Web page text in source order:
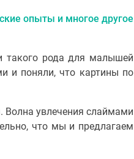
такого рода для малышей
и поняли, что картины по
Волна увлечения слаймами
что мы и предлагаем